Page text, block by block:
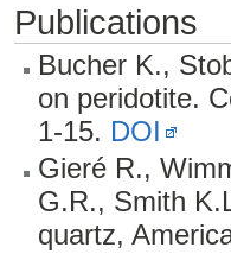
Publications
Bucher K.,
on peridotite.
1-15. DOI
Gieré R.,
G.R., Smith
quartz,